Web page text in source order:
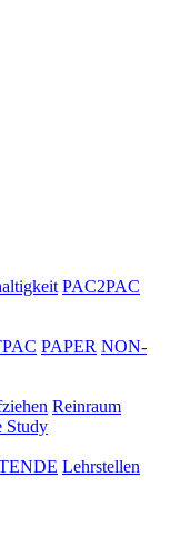
PAC2PAC
PAPER NON-
Reinraum
Study
Lehrstellen